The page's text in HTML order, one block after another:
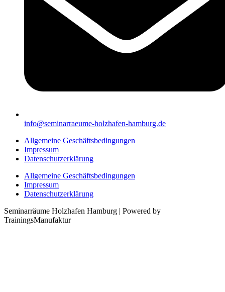
info@seminarraeume-holzhafen-hamburg.de
Allgemeine Geschäftsbedingungen
Impressum
Datenschutzerklärung
Allgemeine Geschäftsbedingungen
Impressum
Datenschutzerklärung
Seminarräume Holzhafen Hamburg | Powered by
TrainingsManufaktur